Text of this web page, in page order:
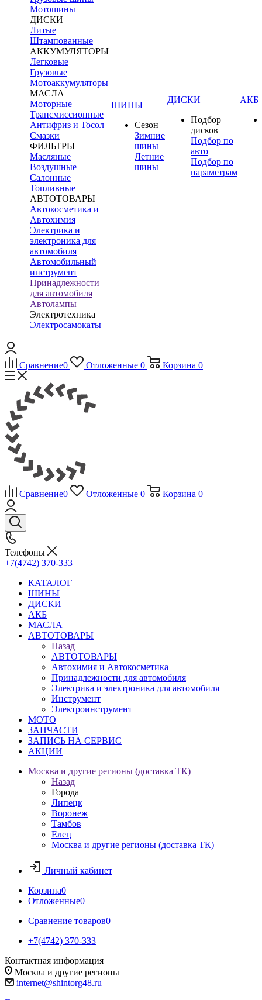
Мотошины
ДИСКИ
Литые
Штампованные
АККУМУЛЯТОРЫ
Легковые
Грузовые
Мотоаккумуляторы
МАСЛА
Моторные
Трансмиссионные
Антифриз и Тосол
Смазки
ФИЛЬТРЫ
Масляные
Воздушные
Салонные
Топливные
АВТОТОВАРЫ
Автокосметика и
Автохимия
Электрика и
электроника для
автомобиля
Автомобильный
инструмент
Принадлежности
для автомобиля
Автолампы
Электротехника
Электросамокаты
ШИНЫ
Сезон
Зимние
шины
Летние
шины
ДИСКИ
Подбор
дисков
Подбор по
авто
Подбор по
параметрам
АКБ
Сравнение0 Отложенные 0 Корзина 0
Сравнение0 Отложенные 0 Корзина 0
Телефоны
+7(4742) 370-333
КАТАЛОГ
ШИНЫ
ДИСКИ
АКБ
МАСЛА
АВТОТОВАРЫ
Назад
АВТОТОВАРЫ
Автохимия и Автокосметика
Принадлежности для автомобиля
Электрика и электроника для автомобиля
Инструмент
Электроинструмент
МОТО
ЗАПЧАСТИ
ЗАПИСЬ НА СЕРВИС
АКЦИИ
Москва и другие регионы (доставка ТК)
Назад
Города
Липецк
Воронеж
Тамбов
Елец
Москва и другие регионы (доставка ТК)
Личный кабинет
Корзина0
Отложенные0
Сравнение товаров0
+7(4742) 370-333
Контактная информация
Москва и другие регионы
internet@shintorg48.ru